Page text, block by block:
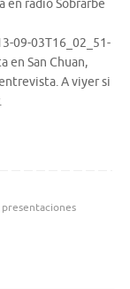
en radio Sobrarbe
09-03T16_02_51-
en San Chuan,
A viyer si
presentaciones